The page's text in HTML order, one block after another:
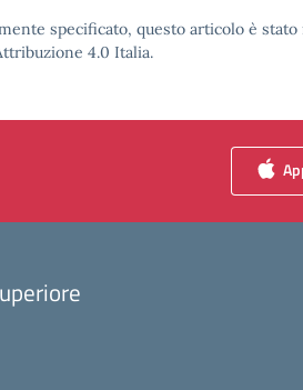
specificato, questo articolo è
4.0 Italia.